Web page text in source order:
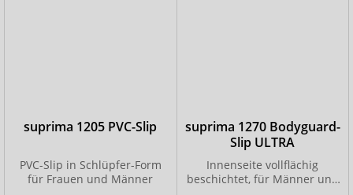
suprima 1205 PVC-Slip
PVC-Slip in Schlüpfer-Form
für Frauen und Männer
suprima 1270 Bodyguard-
Slip ULTRA
Innenseite vollflächig
beschichtet, für Männer und